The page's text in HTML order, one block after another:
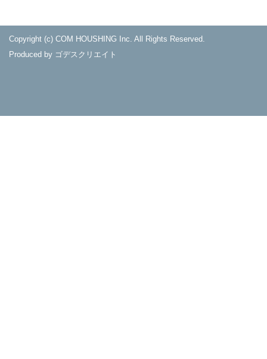
Copyright (c) COM HOUSHING Inc. All Rights Reserved.
Produced by ゴデスクリエイト